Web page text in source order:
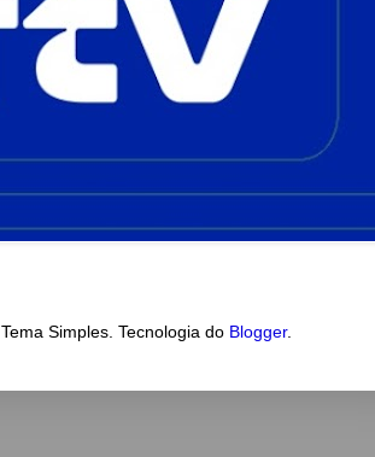
Simples. Tecnologia do Blogger.